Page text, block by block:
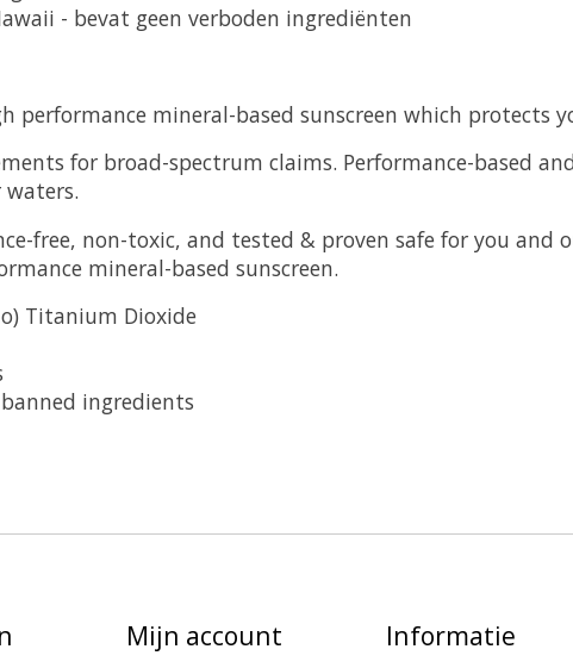
- bevat geen verboden ingrediënten
performance mineral-based sunscreen which protects
for broad-spectrum claims. Performance-based
free, non-toxic, and tested & proven safe for you
mineral-based sunscreen.
Titanium Dioxide
ingredients
Mijn account Informatie